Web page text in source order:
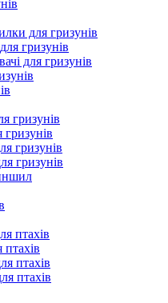
для гризунів
гризунів
для гризунів
гризунів
гризунів
гризунів
гризунів
птахів
птахів
птахів
птахів